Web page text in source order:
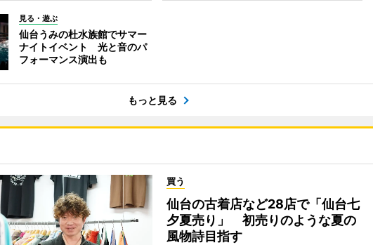
見る・遊ぶ
仙台うみの杜水族館でサマー
ナイトイベント 光と音のパ
フォーマンス演出も
もっと見る
買う
仙台の古着店など28店で「仙台七
夕夏売り」 初売りのような夏の
風物詩目指す